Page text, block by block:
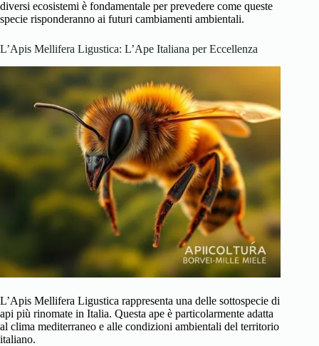
diversi ecosistemi è fondamentale per prevedere come queste
specie risponderanno ai futuri cambiamenti ambientali.
L’Apis Mellifera Ligustica: L’Ape Italiana per Eccellenza
L’Apis Mellifera Ligustica rappresenta una delle sottospecie di
api più rinomate in Italia. Questa ape è particolarmente adatta
al clima mediterraneo e alle condizioni ambientali del territorio
italiano.